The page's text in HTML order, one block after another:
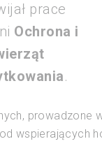
prace
Ochrona i
.
prowadzone
wspierających